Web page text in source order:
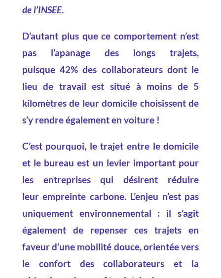
de l’INSEE.
D’autant plus que ce comportement n’est
pas l’apanage des longs trajets,
puisque 42% des collaborateurs dont le
lieu de travail est situé à moins de 5
kilomètres de leur domicile choisissent de
s’y rendre également en voiture !
C’est pourquoi, le trajet entre le domicile
et le bureau est un levier important pour
les entreprises qui désirent réduire
leur empreinte carbone. L’enjeu n’est pas
uniquement environnemental : il s’agit
également de repenser ces trajets en
faveur d’une mobilité douce, orientée vers
le confort des collaborateurs et la